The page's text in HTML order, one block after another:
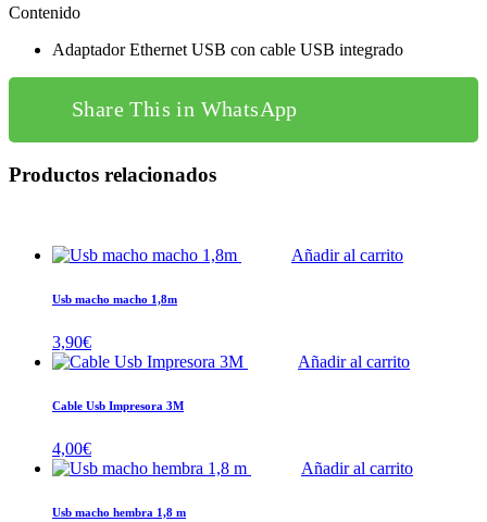
Contenido
Adaptador Ethernet USB con cable USB integrado
Share This in WhatsApp
Productos relacionados
Añadir al carrito
Usb macho macho 1,8m
3,90€
Añadir al carrito
Cable Usb Impresora 3M
4,00€
Añadir al carrito
Usb macho hembra 1,8 m